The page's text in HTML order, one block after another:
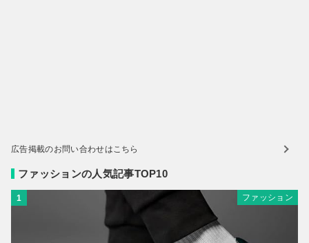
広告掲載のお問い合わせはこちら
ファッションの人気記事TOP10
1 ファッション